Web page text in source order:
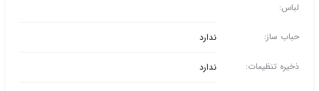
لباس:
حباب ساز: ندارد
ذخیره تنظیمات: ندارد